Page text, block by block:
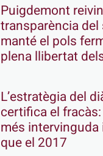
Puigdemont
transparència
manté el pols
plena llibertat
L’estratègia del
certifica el
més
que el 2017